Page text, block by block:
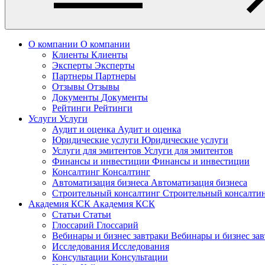
О компании О компании
Клиенты Клиенты
Эксперты Эксперты
Партнеры Партнеры
Отзывы Отзывы
Документы Документы
Рейтинги Рейтинги
Услуги Услуги
Аудит и оценка Аудит и оценка
Юридические услуги Юридические услуги
Услуги для эмитентов Услуги для эмитентов
Финансы и инвестиции Финансы и инвестиции
Консалтинг Консалтинг
Автоматизация бизнеса Автоматизация бизнеса
Строительный консалтинг Строительный
Академия КСК Академия КСК
Статьи Статьи
Глоссарий Глоссарий
Вебинары и бизнес завтраки Вебинары и бизнес
Исследования Исследования
Консультации Консультации